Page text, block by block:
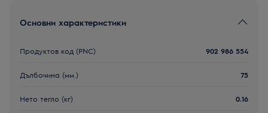
Основни характеристики
Продуктов код (PNC) 902 986 554
Дълбочина (мм.) 75
Нето тегло (кг) 0.16